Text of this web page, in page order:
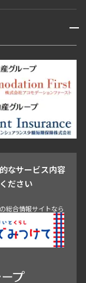
・浜松町
日・小石川
子
中目黒
開閉
墨田区
中野区
区
足立区
なサービス内容
ださい
総合情報サイトなら